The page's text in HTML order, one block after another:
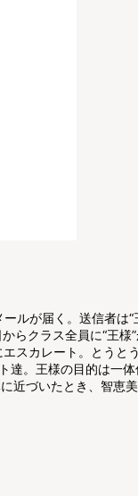
ルが届く。送信者は“
らクラス全員に“王様
スカレート。とうと
達。王様の目的は一
近づいたとき、智恵